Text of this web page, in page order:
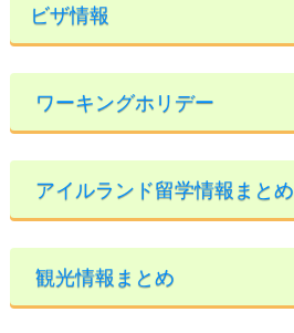
ビザ情報
ワーキングホリデー
アイルランド留学情報まとめ
観光情報まとめ